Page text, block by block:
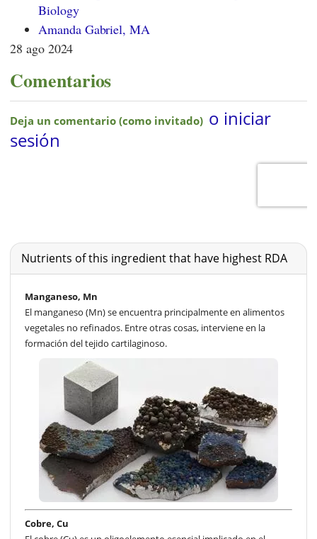
Biology
Amanda Gabriel, MA
28 ago 2024
Comentarios
Nutrients of this ingredient that have highest RDA
Manganeso, Mn
El manganeso (Mn) se encuentra principalmente en alimentos
vegetales no refinados. Entre otras cosas, interviene en la
formación del tejido cartilaginoso.
Cobre, Cu